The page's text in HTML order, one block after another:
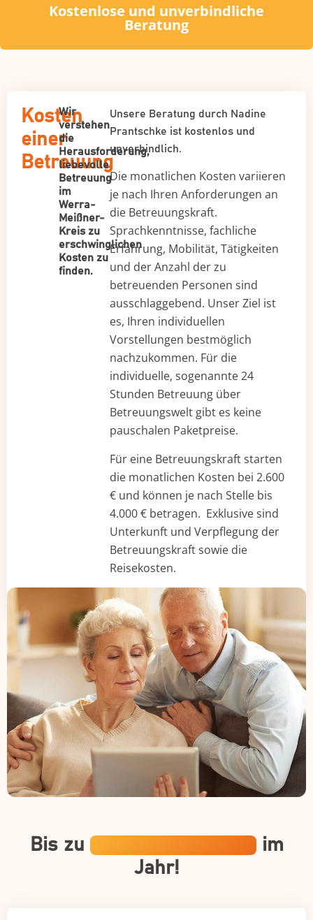
Kostenlose und unverbindliche
Beratung
Kosten
einer
Betreuung
Wir
verstehen
die
Herausforderung,
liebevolle
Betreuung
im
Werra-
Meißner-
Kreis zu
erschwinglichen
Kosten zu
finden.
Unsere Beratung durch Nadine
Prantschke ist kostenlos und
unverbindlich.
Die monatlichen Kosten variieren
je nach Ihren Anforderungen an
die Betreuungskraft.
Sprachkenntnisse, fachliche
Erfahrung, Mobilität, Tätigkeiten
und der Anzahl der zu
betreuenden Personen sind
ausschlaggebend. Unser Ziel ist
es, Ihren individuellen
Vorstellungen bestmöglich
nachzukommen. Für die
individuelle, sogenannte 24
Stunden Betreuung über
Betreuungswelt gibt es keine
pauschalen Paketpreise.
Für eine Betreuungskraft starten
die monatlichen Kosten bei 2.600
€ und können je nach Stelle bis
4.000 € betragen. Exklusive sind
Unterkunft und Verpflegung der
Betreuungskraft sowie die
Reisekosten.
Bis zu 19.419 € Zuschüsseim
Jahr!